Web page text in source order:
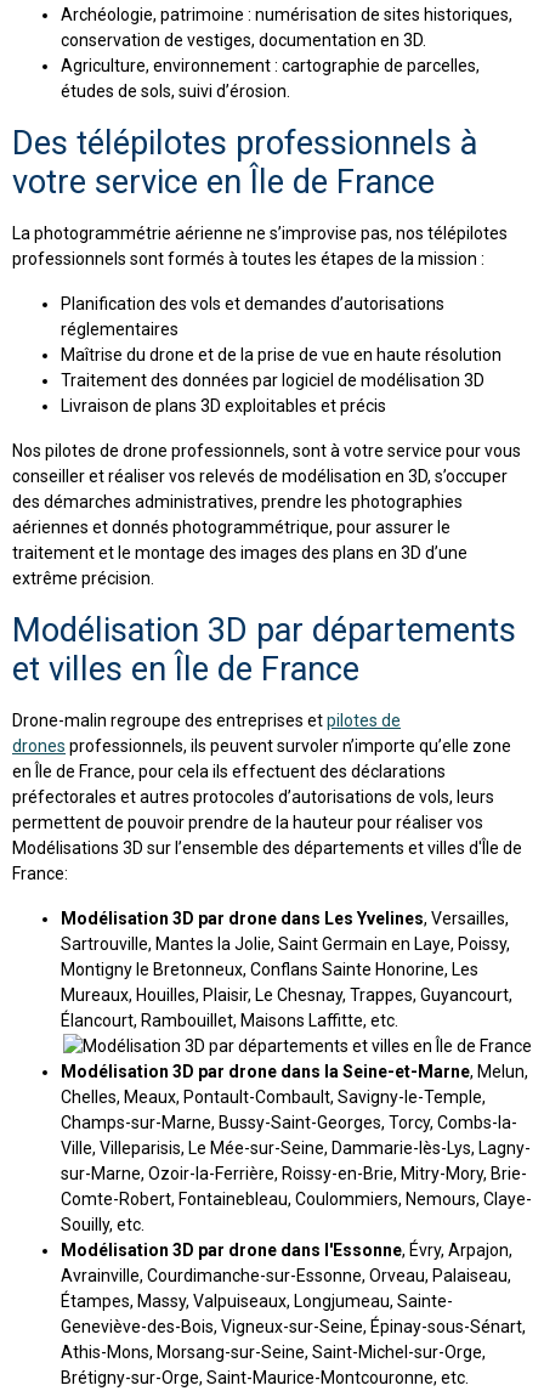
Archéologie, patrimoine : numérisation de sites historiques,
conservation de vestiges, documentation en 3D.
Agriculture, environnement : cartographie de parcelles,
études de sols, suivi d’érosion.
Des télépilotes professionnels à
votre service en Île de France
La photogrammétrie aérienne ne s’improvise pas, nos télépilotes
professionnels sont formés à toutes les étapes de la mission :
Planification des vols et demandes d’autorisations
réglementaires
Maîtrise du drone et de la prise de vue en haute résolution
Traitement des données par logiciel de modélisation 3D
Livraison de plans 3D exploitables et précis
Nos pilotes de drone professionnels, sont à votre service pour vous
conseiller et réaliser vos relevés de modélisation en 3D, s’occuper
des démarches administratives, prendre les photographies
aériennes et donnés photogrammétrique, pour assurer le
traitement et le montage des images des plans en 3D d’une
extrême précision.
Modélisation 3D par départements
et villes en Île de France
Drone-malin regroupe des entreprises etpilotes de
drones professionnels, ils peuvent survoler n’importe qu’elle zone
en Île de France, pour cela ils effectuent des déclarations
préfectorales et autres protocoles d’autorisations de vols, leurs
permettent de pouvoir prendre de la hauteur pour réaliser vos
Modélisations 3D sur l’ensemble des départements et villes d'Île de
France:
Modélisation 3D par drone dans Les Yvelines, Versailles,
Sartrouville, Mantes la Jolie, Saint Germain en Laye, Poissy,
Montigny le Bretonneux, Conflans Sainte Honorine, Les
Mureaux, Houilles, Plaisir, Le Chesnay, Trappes, Guyancourt,
Élancourt, Rambouillet, Maisons Laffitte, etc.
Modélisation 3D par drone dans la Seine-et-Marne, Melun,
Chelles, Meaux, Pontault-Combault, Savigny-le-Temple,
Champs-sur-Marne, Bussy-Saint-Georges, Torcy, Combs-la-
Ville, Villeparisis, Le Mée-sur-Seine, Dammarie-lès-Lys, Lagny-
sur-Marne, Ozoir-la-Ferrière, Roissy-en-Brie, Mitry-Mory, Brie-
Comte-Robert, Fontainebleau, Coulommiers, Nemours, Claye-
Souilly, etc.
Modélisation 3D par drone dans l'Essonne, Évry, Arpajon,
Avrainville, Courdimanche-sur-Essonne, Orveau, Palaiseau,
Étampes, Massy, Valpuiseaux, Longjumeau, Sainte-
Geneviève-des-Bois, Vigneux-sur-Seine, Épinay-sous-Sénart,
Athis-Mons, Morsang-sur-Seine, Saint-Michel-sur-Orge,
Brétigny-sur-Orge, Saint-Maurice-Montcouronne, etc.